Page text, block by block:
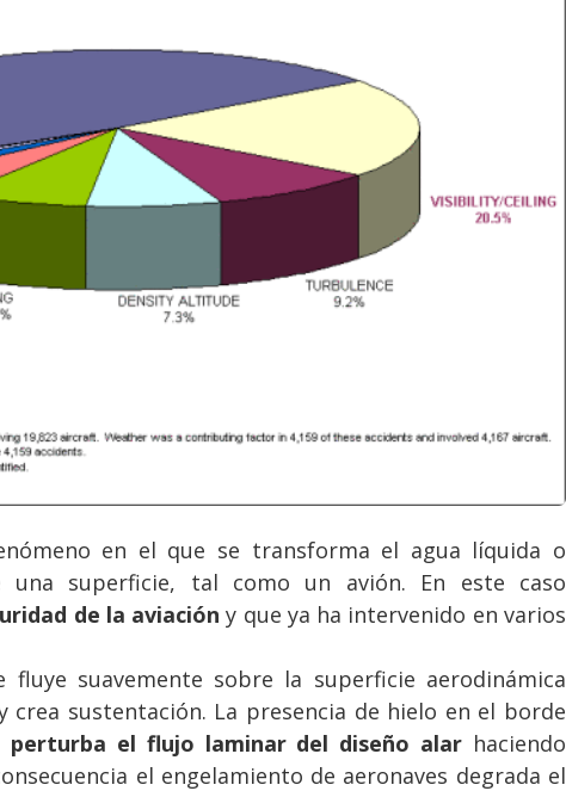
en el que se transforma el agua líquida o
una superficie, tal como un avión. En este caso
de la aviación y que ya ha intervenido en varios
suavemente sobre la superficie aerodinámica
crea sustentación. La presencia de hielo en el borde
perturba el flujo laminar del diseño alar haciendo
el engelamiento de aeronaves degrada el